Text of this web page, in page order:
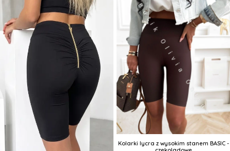
Kolarki lycra z wysokim stanem BASIC -